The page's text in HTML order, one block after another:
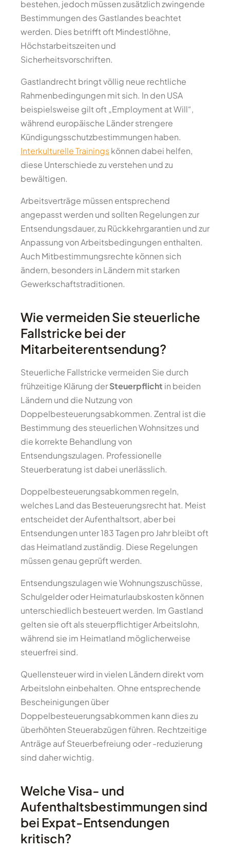
bestehen, jedoch müssen zusätzlich zwingende
Bestimmungen des Gastlandes beachtet
werden. Dies betrifft oft Mindestlöhne,
Höchstarbeitszeiten und
Sicherheitsvorschriften.
Gastlandrecht bringt völlig neue rechtliche
Rahmenbedingungen mit sich. In den USA
beispielsweise gilt oft „Employment at Will“,
während europäische Länder strengere
Kündigungsschutzbestimmungen haben.
Interkulturelle Trainingskönnen dabei helfen,
diese Unterschiede zu verstehen und zu
bewältigen.
Arbeitsverträge müssen entsprechend
angepasst werden und sollten Regelungen zur
Entsendungsdauer, zu Rückkehrgarantien und zur
Anpassung von Arbeitsbedingungen enthalten.
Auch Mitbestimmungsrechte können sich
ändern, besonders in Ländern mit starken
Gewerkschaftstraditionen.
Wie vermeiden Sie steuerliche
Fallstricke bei der
Mitarbeiterentsendung?
Steuerliche Fallstricke vermeiden Sie durch
frühzeitige Klärung derSteuerpflicht in beiden
Ländern und die Nutzung von
Doppelbesteuerungsabkommen. Zentral ist die
Bestimmung des steuerlichen Wohnsitzes und
die korrekte Behandlung von
Entsendungszulagen. Professionelle
Steuerberatung ist dabei unerlässlich.
Doppelbesteuerungsabkommen regeln,
welches Land das Besteuerungsrecht hat. Meist
entscheidet der Aufenthaltsort, aber bei
Entsendungen unter 183 Tagen pro Jahr bleibt oft
das Heimatland zuständig. Diese Regelungen
müssen genau geprüft werden.
Entsendungszulagen wie Wohnungszuschüsse,
Schulgelder oder Heimaturlaubskosten können
unterschiedlich besteuert werden. Im Gastland
gelten sie oft als steuerpflichtiger Arbeitslohn,
während sie im Heimatland möglicherweise
steuerfrei sind.
Quellensteuer wird in vielen Ländern direkt vom
Arbeitslohn einbehalten. Ohne entsprechende
Bescheinigungen über
Doppelbesteuerungsabkommen kann dies zu
überhöhten Steuerabzügen führen. Rechtzeitige
Anträge auf Steuerbefreiung oder -reduzierung
sind daher wichtig.
Welche Visa- und
Aufenthaltsbestimmungen sind
bei Expat-Entsendungen
kritisch?